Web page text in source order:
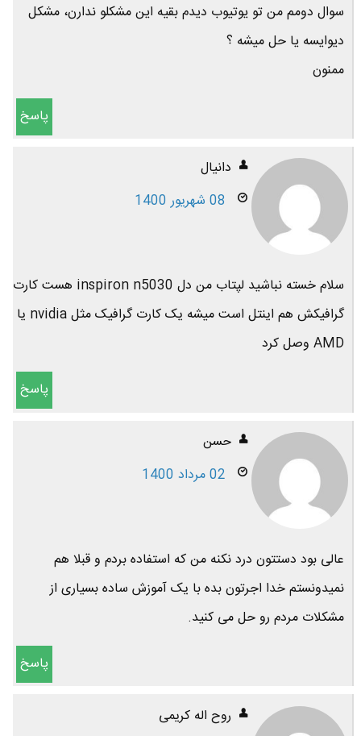
سوال دومم من تو يوتيوب ديدم بقيه اين مشکلو ندارن، مشکل
ديوايسه يا حل ميشه ؟
ممنون
پاسخ
دانيال
08 شهریور 1400
سلام خسته نباشید لپتاب من دل inspiron n5030 هست کارت
گرافیکش هم اینتل است میشه یک کارت گرافیک مثل nvidia یا
AMD وصل کرد
پاسخ
حسن
02 مرداد 1400
عالی بود دستتون درد نکنه من که استفاده بردم و قبلا هم
نمیدونستم خدا اجرتون بده با یک آموزش ساده بسیاری از
مشکلات مردم رو حل می کنید.
پاسخ
روح اله کریمی